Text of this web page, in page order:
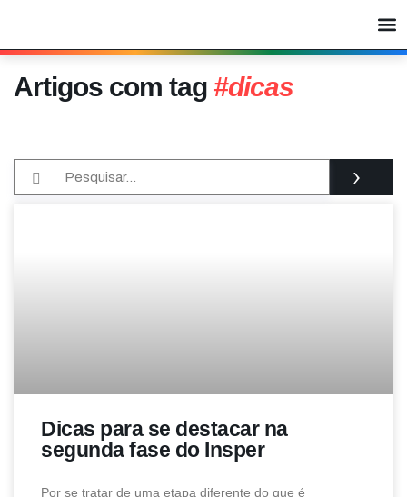
Artigos com tag #dicas
›
Dicas para se destacar na
segunda fase do Insper
Por se tratar de uma etapa diferente do que é